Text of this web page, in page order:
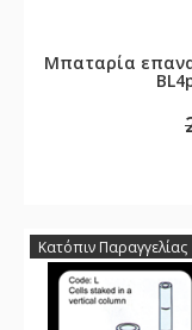
Μπαταρία
Κατόπιν Παραγγελίας